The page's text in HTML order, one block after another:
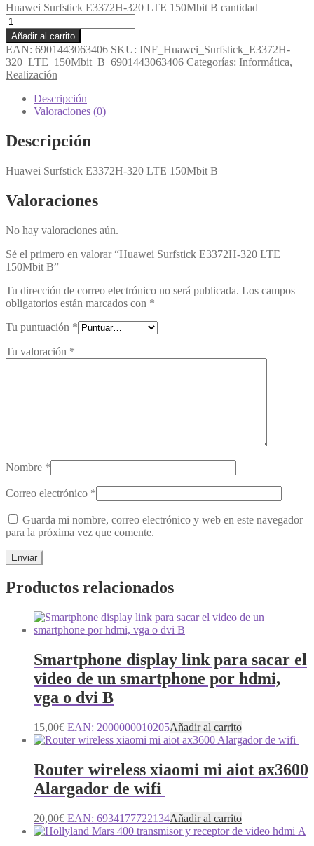
Huawei Surfstick E3372H-320 LTE 150Mbit B cantidad
Añadir al carrito
EAN: 6901443063406 SKU: INF_Huawei_Surfstick_E3372H-
320_LTE_150Mbit_B_6901443063406 Categorías: Informática,
Realización
Descripción
Valoraciones (0)
Descripción
Huawei Surfstick E3372H-320 LTE 150Mbit B
Valoraciones
No hay valoraciones aún.
Sé el primero en valorar “Huawei Surfstick E3372H-320 LTE
150Mbit B”
Tu dirección de correo electrónico no será publicada. Los campos
obligatorios están marcados con *
Tu puntuación *
Tu valoración *
Nombre *
Correo electrónico *
Guarda mi nombre, correo electrónico y web en este navegador
para la próxima vez que comente.
Productos relacionados
Smartphone display link para sacar el
video de un smartphone por hdmi,
vga o dvi B
15,00€ EAN: 2000000010205Añadir al carrito
Router wireless xiaomi mi aiot ax3600
Alargador de wifi
20,00€ EAN: 6934177722134Añadir al carrito